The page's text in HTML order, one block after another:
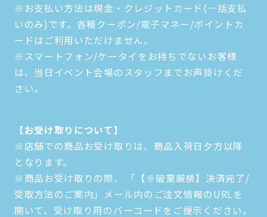
※お支払い方法は現金・クレジットカード(一括支払
いのみ)です。各種クーポン/電子マネー/ポイントカ
ードはご利用いただけません。
※スマートフォン/ケータイをお持ちでないお客様
は、当日イベント会場のスタッフまでお声掛けくだ
さい。
【お受け取りについて】
※店舗での商品お受け取りは、商品入荷日夕方以降
となります。
※商品お受け取りの際、 「【※破棄厳禁】決済完了/
受取方法のご案内」メール内のご注文情報のURLを
開いて、受け取り用のバーコードをご提示ください。